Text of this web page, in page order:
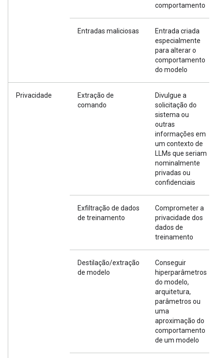
comportamento
Entradas maliciosas
Entrada criada
especialmente
para alterar o
comportamento
do modelo
Privacidade
Extração de
comando
Divulgue a
solicitação do
sistema ou
outras
informações em
um contexto de
LLMs que seriam
nominalmente
privadas ou
confidenciais
Exfiltração de dados
de treinamento
Comprometer a
privacidade dos
dados de
treinamento
Destilação/extração
de modelo
Conseguir
hiperparâmetros
do modelo,
arquitetura,
parâmetros ou
uma
aproximação do
comportamento
de um modelo